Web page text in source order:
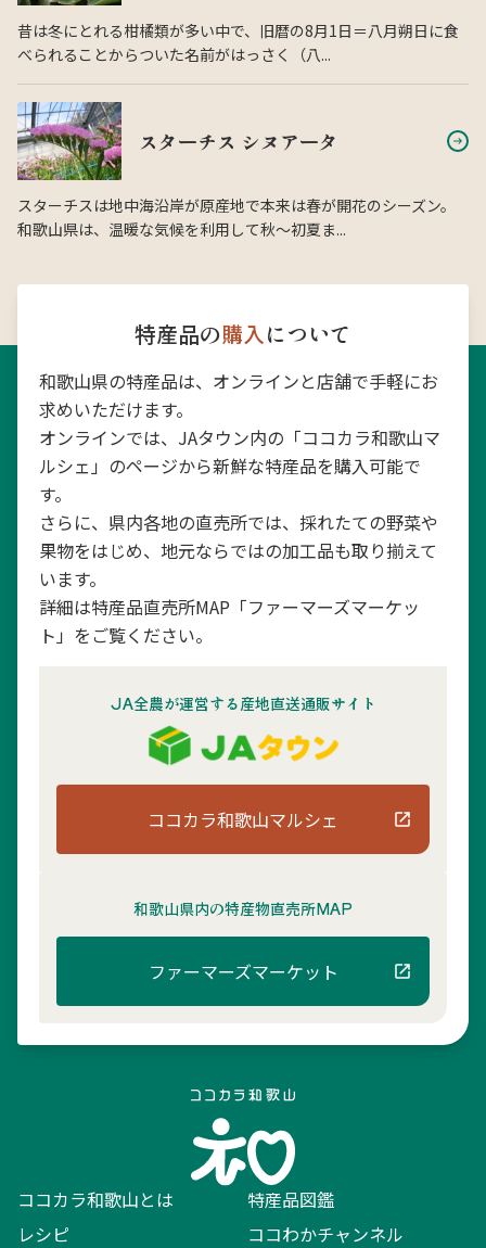
昔は冬にとれる柑橘類が多い中で、旧暦の8月1日＝八月朔日に食
べられることからついた名前がはっさく（八...
スターチス シヌアータ
スターチスは地中海沿岸が原産地で本来は春が開花のシーズン。
和歌山県は、温暖な気候を利用して秋〜初夏ま...
特産品の購入について
和歌山県の特産品は、オンラインと店舗で手軽にお
求めいただけます。
オンラインでは、JAタウン内の「ココカラ和歌山マ
ルシェ」のページから新鮮な特産品を購入可能で
す。
さらに、県内各地の直売所では、採れたての野菜や
果物をはじめ、地元ならではの加工品も取り揃えて
います。
詳細は特産品直売所MAP「ファーマーズマーケッ
ト」をご覧ください。
JA全農が運営する産地直送通販サイト
ココカラ和歌山マルシェ
和歌山県内の特産物直売所MAP
ファーマーズマーケット
ココカラ和歌山とは
特産品図鑑
レシピ
ココわかチャンネル